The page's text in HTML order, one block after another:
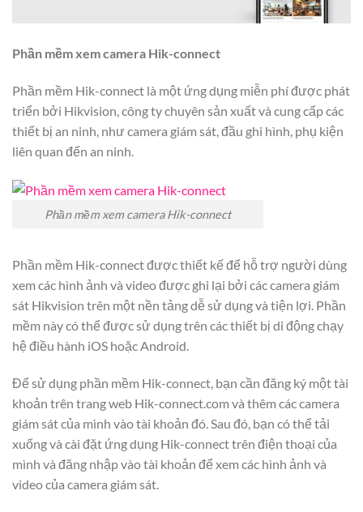
Phần mềm xem camera Hik-connect
Phần mềm Hik-connect là một ứng dụng miễn phí được phát
triển bởi Hikvision, công ty chuyên sản xuất và cung cấp các
thiết bị an ninh, như camera giám sát, đầu ghi hình, phụ kiện
liên quan đến an ninh.
Phần mềm xem camera Hik-connect
Phần mềm Hik-connect được thiết kế để hỗ trợ người dùng
xem các hình ảnh và video được ghi lại bởi các camera giám
sát Hikvision trên một nền tảng dễ sử dụng và tiện lợi. Phần
mềm này có thể được sử dụng trên các thiết bị di động chạy
hệ điều hành iOS hoặc Android.
Để sử dụng phần mềm Hik-connect, bạn cần đăng ký một tài
khoản trên trang web Hik-connect.com và thêm các camera
giám sát của mình vào tài khoản đó. Sau đó, bạn có thể tải
xuống và cài đặt ứng dụng Hik-connect trên điện thoại của
mình và đăng nhập vào tài khoản để xem các hình ảnh và
video của camera giám sát.